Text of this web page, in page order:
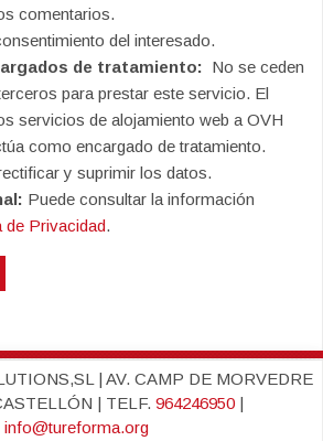
comentarios.
del interesado.
de tratamiento: No se ceden
para prestar este servicio. El
servicios de alojamiento web a OVH
como encargado de tratamiento.
y suprimir los datos.
Puede consultar la información
de Privacidad.
| AV. CAMP DE MORVEDRE
| TELF. 964246950|
info@tureforma.org